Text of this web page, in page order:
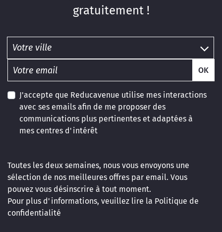
gratuitement !
OK
J'accepte que Reducavenue utilise mes interactions
avec ses emails afin de me proposer des
communications plus pertinentes et adaptées à
mes centres d'intérêt
Toutes les deux semaines, nous vous envoyons une
sélection de nos meilleures offres par email. Vous
pouvez vous désinscrire à tout moment.
Pour plus d'informations, veuillez lire la Politique de
confidentialité